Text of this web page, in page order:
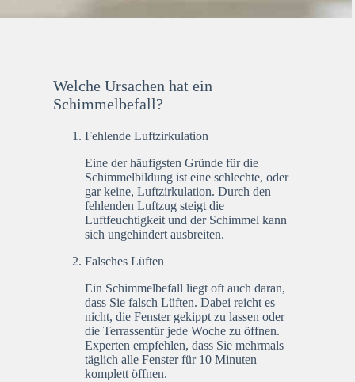
Welche Ursachen hat ein
Schimmelbefall?
Fehlende Luftzirkulation
Eine der häufigsten Gründe für die
Schimmelbildung ist eine schlechte, oder
gar keine, Luftzirkulation. Durch den
fehlenden Luftzug steigt die
Luftfeuchtigkeit und der Schimmel kann
sich ungehindert ausbreiten.
Falsches Lüften
Ein Schimmelbefall liegt oft auch daran,
dass Sie falsch Lüften. Dabei reicht es
nicht, die Fenster gekippt zu lassen oder
die Terrassentür jede Woche zu öffnen.
Experten empfehlen, dass Sie mehrmals
täglich alle Fenster für 10 Minuten
komplett öffnen.